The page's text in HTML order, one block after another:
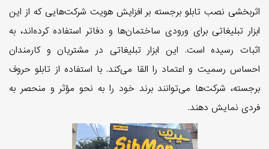
اثربخشی نصب تابلو برجسته بر افزایش هویت شرکت‌هایی که از این
ابزار تبلیغاتی برای ورودی ساختمان‌ها و دفاتر استفاده کرده‌اند، به
اثبات رسیده است. این ابزار تبلیغاتی در مشتریان و کارمندان
احساس رسمیت و اعتماد را القا می‌کند. با استفاده از تابلو حروف
برجسته، شرکت‌ها می‌توانند برند خود را به نحو مؤثر و منحصر به
فردی نمایش دهند.